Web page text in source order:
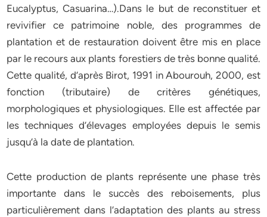
Eucalyptus, Casuarina…).Dans le but de reconstituer et
revivifier ce patrimoine noble, des programmes de
plantation et de restauration doivent être mis en place
par le recours aux plants forestiers de très bonne qualité.
Cette qualité, d’après Birot, 1991 in Abourouh, 2000, est
fonction (tributaire) de critères génétiques,
morphologiques et physiologiques. Elle est affectée par
les techniques d’élevages employées depuis le semis
jusqu’à la date de plantation.
Cette production de plants représente une phase très
importante dans le succès des reboisements, plus
particulièrement dans l’adaptation des plants au stress